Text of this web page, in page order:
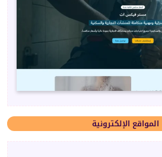
المواقع الإلكترونية